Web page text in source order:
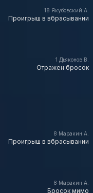
18 Якубовский А.
Проигрыш в вбрасывании
1 Дьяконов В.
Отражен бросок
8 Маракин А.
Проигрыш в вбрасывании
8 Маракин А.
Бросок мимо